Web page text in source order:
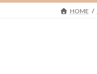
プ
動
HOME